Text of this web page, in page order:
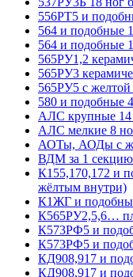
556РТ5 и
564 и подобные
564 и подобные
565РУ1,2
565РУ3
565РУ5 с
580 и подобные
АЛС крупные 14
АЛС мелкие 8
АОТы, АОДы с
ВДМ за 1 секцию
К155,170,172 и
жёлтым внутри)
К1ЖГ и
К565РУ2,5,6…
К573РФ5 и
К573РФ5 и
КД908,917 и
КД908,917 и